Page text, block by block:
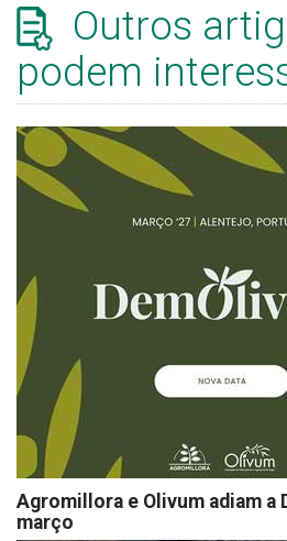
Outros
podem
Agromillora e Olivum adiam a
março